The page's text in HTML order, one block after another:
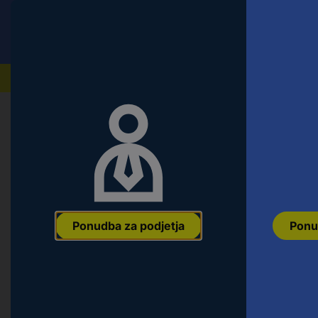
Ponudba za podjetja
Merilna tehnologija in napajanje Merilniki
X4-LIFE 700403 merilnik tal črna,
4250679501780 Koda proizvajalca:700403 Št. izdelka: